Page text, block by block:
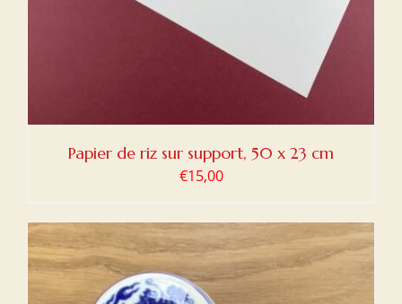
Papier de riz sur support, 50 x 23 cm
€15,00